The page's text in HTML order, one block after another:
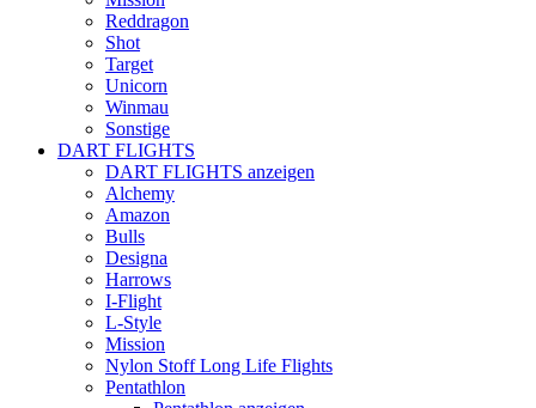
Reddragon
Shot
Target
Unicorn
Winmau
Sonstige
DART FLIGHTS
DART FLIGHTS anzeigen
Alchemy
Amazon
Bulls
Designa
Harrows
I-Flight
L-Style
Mission
Nylon Stoff Long Life Flights
Pentathlon